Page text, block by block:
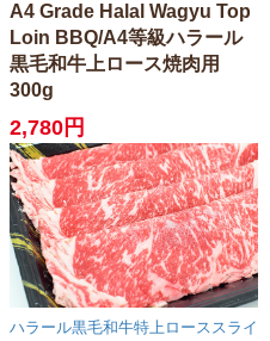
A4 Grade Halal Wagyu Top
Loin BBQ/A4等級ハラール
黒毛和牛上ロース焼肉用
300g
2,780円
ハラール黒毛和牛特上ローススライ